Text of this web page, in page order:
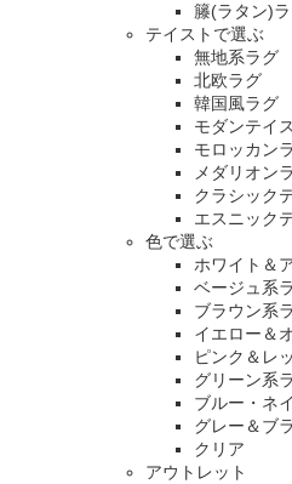
籐(ラタン)
テイストで選ぶ
無地系ラグ
北欧ラグ
韓国風ラグ
モダンテイ
モロッカン
メダリオン
クラシック
エスニック
色で選ぶ
ホワイト＆
ベージュ系
ブラウン系
イエロー＆
ピンク＆レ
グリーン系
ブルー・ネ
グレー＆ブ
クリア
アウトレット